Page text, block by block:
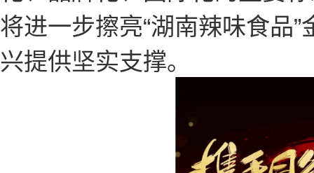
将进一步擦亮“湖南辣味食品
兴提供坚实支撑。